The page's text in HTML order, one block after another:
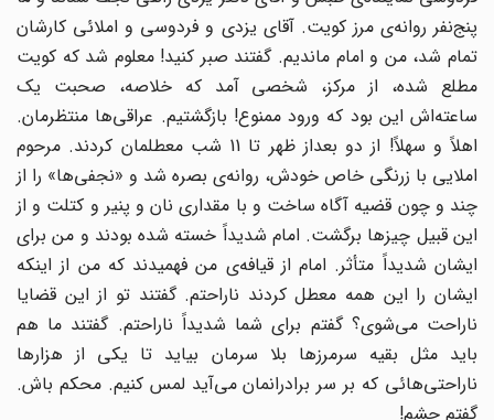
پنج‌نفر روانه‌ی مرز کویت. آقای یزدی و فردوسی و املائی کارشان
تمام شد‌، من و امام ماندیم. گفتند صبر کنید! معلوم شد که کویت
مطلع شده، از مرکز، شخصی آمد که خلاصه، صحبت یک
ساعته‌‌اش این بود که ورود ممنوع! بازگشتیم. عراقی‌ها منتظرمان.
اهلاً و سهلاً! از دو بعد‌از ظهر تا 11 شب معطلمان کردند. مرحوم
املایی با زرنگی خاص خودش، ‌روانه‌ی بصره شد و «نجفی‌ها» را از
چند و چون قضیه آگاه ساخت و با مقداری نان و پنیر و کتلت و از
این قبیل چیزها برگشت. امام شدیداً خسته شده بودند و من برای
ایشان شدیداً متأثر. امام از قیافه‌ی من فهمیدند که من از اینکه
ایشان را این همه معطل کردند ناراحتم. گفتند تو از این قضایا
ناراحت می‌شوی؟ گفتم برای شما شدیداً ناراحتم. گفتند ما هم
باید مثل بقیه سرمرزها بلا سرمان بیاید تا یکی از هزارها
ناراحتی‌هائی که بر سر برادرانمان می‌آید لمس کنیم. محکم باش.
گفتم چشم!